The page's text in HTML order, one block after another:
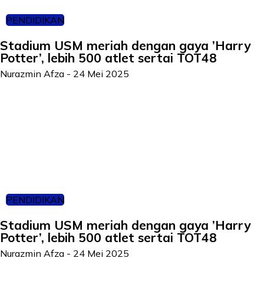
PENDIDIKAN
Stadium USM meriah dengan gaya ’Harry
Potter’, lebih 500 atlet sertai TOT48
Nurazmin Afza - 24 Mei 2025
PENDIDIKAN
Stadium USM meriah dengan gaya ’Harry
Potter’, lebih 500 atlet sertai TOT48
Nurazmin Afza - 24 Mei 2025